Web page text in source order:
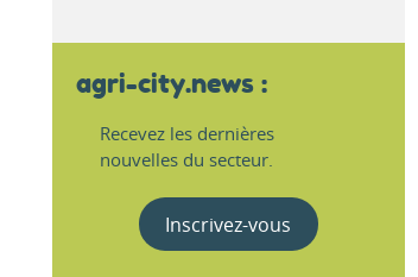
agri-city.news :
Recevez les dernières
nouvelles du secteur.
Inscrivez-vous